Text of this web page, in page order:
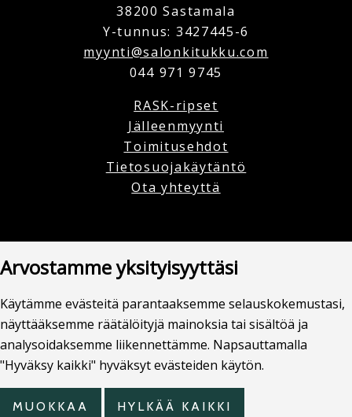
38200 Sastamala
Y-tunnus: 3427445-6
myynti@salonkitukku.com
044 971 9745
RASK-ripset
Jälleenmyynti
Toimitusehdot
Tietosuojakäytäntö
Ota yhteyttä
Arvostamme yksityisyyttäsi
Käytämme evästeitä parantaaksemme selauskokemustasi,
näyttääksemme räätälöityjä mainoksia tai sisältöä ja
analysoidaksemme liikennettämme. Napsauttamalla
"Hyväksy kaikki" hyväksyt evästeiden käytön.
MUOKKAA HYLKÄÄ KAIKKI